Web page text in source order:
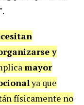
".
y
mayor
ya que
físicamente no